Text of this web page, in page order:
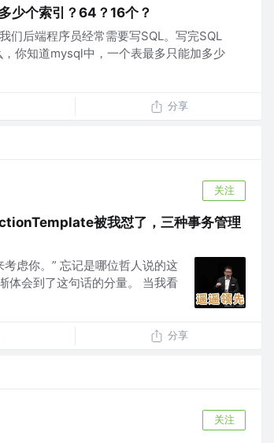
少个索引？64？16个？
们后端程序员经常需要写SQL。写完SQL
你知道mysql中，一个表最多只能加多少
分享
关注
被我怼了，三种事务管理
虑你。” 忘记是哪位哲人说的这
体会到了这句话的分量。 当我看
分享
关注